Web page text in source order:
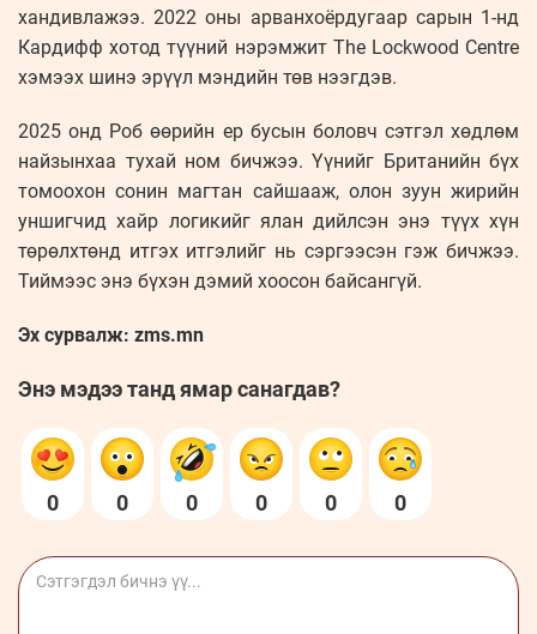
хандивлажээ. 2022 оны арванхоёрдугаар сарын 1-нд
Кардифф хотод түүний нэрэмжит The Lockwood Centre
хэмээх шинэ эрүүл мэндийн төв нээгдэв.
2025 онд Роб өөрийн ер бусын боловч сэтгэл хөдлөм
найзынхаа тухай ном бичжээ. Үүнийг Британийн бүх
томоохон сонин магтан сайшааж, олон зуун жирийн
уншигчид хайр логикийг ялан дийлсэн энэ түүх хүн
төрөлхтөнд итгэх итгэлийг нь сэргээсэн гэж бичжээ.
Тиймээс энэ бүхэн дэмий хоосон байсангүй.
Эх сурвалж: zms.mn
Энэ мэдээ танд ямар санагдав?
0 0 0 0 0 0